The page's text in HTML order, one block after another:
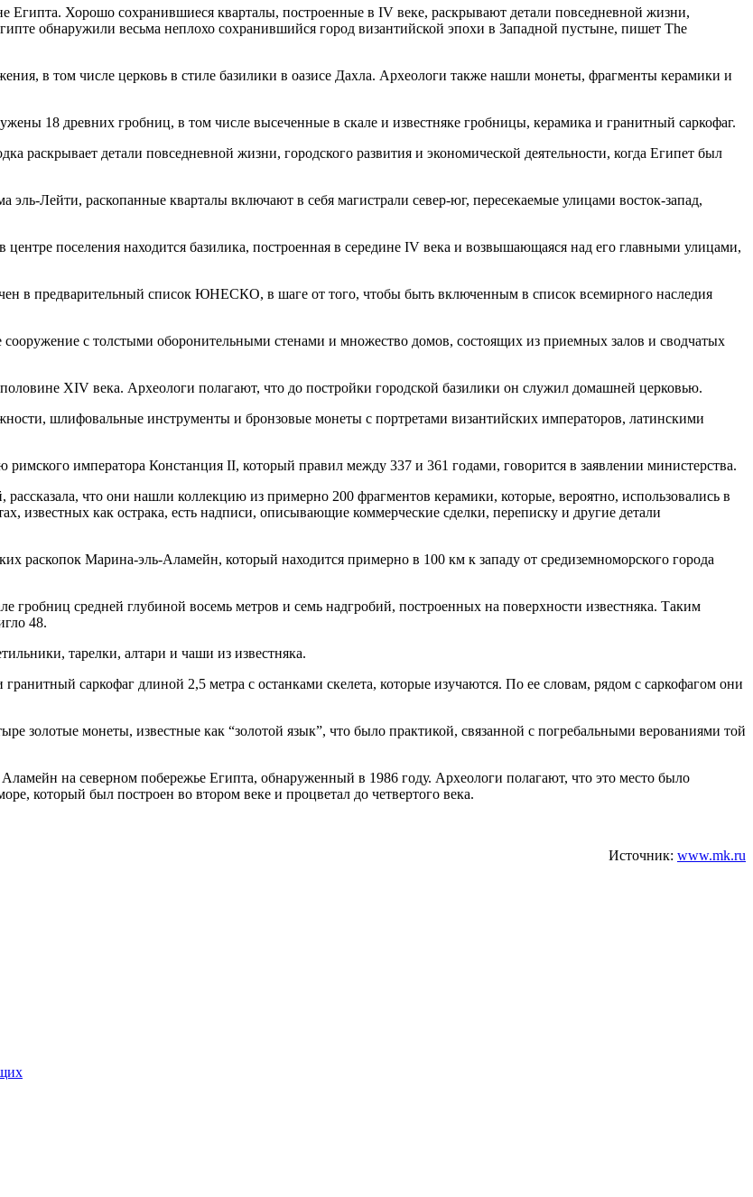
Египта. Хорошо сохранившиеся кварталы, построенные в IV веке, раскрывают детали повседневной жизни,
обнаружили весьма неплохо сохранившийся город византийской эпохи в Западной пустыне, пишет The
в том числе церковь в стиле базилики в оазисе Дахла. Археологи также нашли монеты, фрагменты керамики и
18 древних гробниц, в том числе высеченные в скале и известняке гробницы, керамика и гранитный саркофаг.
раскрывает детали повседневной жизни, городского развития и экономической деятельности, когда Египет был
Лейти, раскопанные кварталы включают в себя магистрали север-юг, пересекаемые улицами восток-запад,
поселения находится базилика, построенная в середине IV века и возвышающаяся над его главными улицами,
в предварительный список ЮНЕСКО, в шаге от того, чтобы быть включенным в список всемирного наследия
с толстыми оборонительными стенами и множество домов, состоящих из приемных залов и сводчатых
XIV века. Археологи полагают, что до постройки городской базилики он служил домашней церковью.
шлифовальные инструменты и бронзовые монеты с портретами византийских императоров, латинскими
императора Констанция II, который правил между 337 и 361 годами, говорится в заявлении министерства.
рассказала, что они нашли коллекцию из примерно 200 фрагментов керамики, которые, вероятно, использовались в
известных как острака, есть надписи, описывающие коммерческие сделки, переписку и другие детали
раскопок Марина-эль-Аламейн, который находится примерно в 100 км к западу от средиземноморского города
гробниц средней глубиной восемь метров и семь надгробий, построенных на поверхности известняка. Таким
48.
тарелки, алтари и чаши из известняка.
саркофаг длиной 2,5 метра с останками скелета, которые изучаются. По ее словам, рядом с саркофагом они
золотые монеты, известные как “золотой язык”, что было практикой, связанной с погребальными верованиями той
на северном побережье Египта, обнаруженный в 1986 году. Археологи полагают, что это место было
который был построен во втором веке и процветал до четвертого века.
Источник: www.mk.ru